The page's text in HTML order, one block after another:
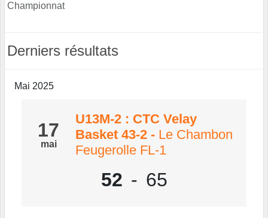
Championnat
Derniers résultats
Mai 2025
17
mai
U13M-2 : CTC Velay
Basket 43-2 - Le Chambon
Feugerolle FL-1
52 - 65